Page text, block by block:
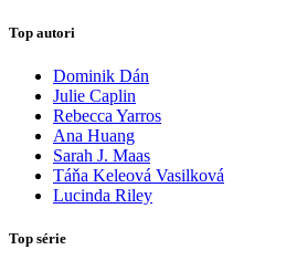
Top autori
Dominik Dán
Julie Caplin
Rebecca Yarros
Ana Huang
Sarah J. Maas
Táňa Keleová Vasilková
Lucinda Riley
Top série